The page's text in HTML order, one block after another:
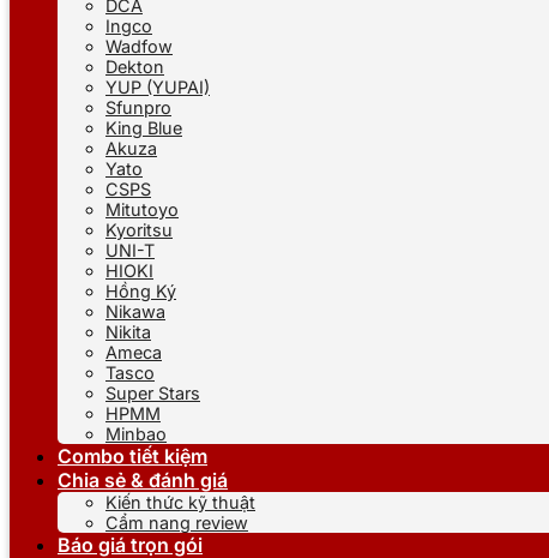
DCA
Ingco
Wadfow
Dekton
YUP (YUPAI)
Sfunpro
King Blue
Akuza
Yato
CSPS
Mitutoyo
Kyoritsu
UNI-T
HIOKI
Hồng Ký
Nikawa
Nikita
Ameca
Tasco
Super Stars
HPMM
Minbao
Combo tiết kiệm
Chia sẻ & đánh giá
Kiến thức kỹ thuật
Cẩm nang review
Báo giá trọn gói